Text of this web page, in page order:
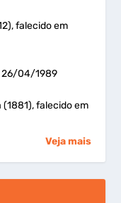
falecido em
26/04/1989
falecido em
Veja mais